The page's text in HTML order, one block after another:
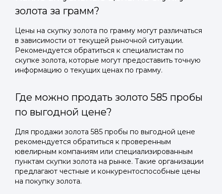
золота за грамм?
Цены на скупку золота по грамму могут различаться
в зависимости от текущей рыночной ситуации.
Рекомендуется обратиться к специалистам по
скупке золота, которые могут предоставить точную
информацию о текущих ценах по грамму.
Где можно продать золото 585 пробы
по выгодной цене?
Для продажи золота 585 пробы по выгодной цене
рекомендуется обратиться к проверенным
ювелирным компаниям или специализированным
пунктам скупки золота на рынке. Такие организации
предлагают честные и конкурентоспособные цены
на покупку золота.